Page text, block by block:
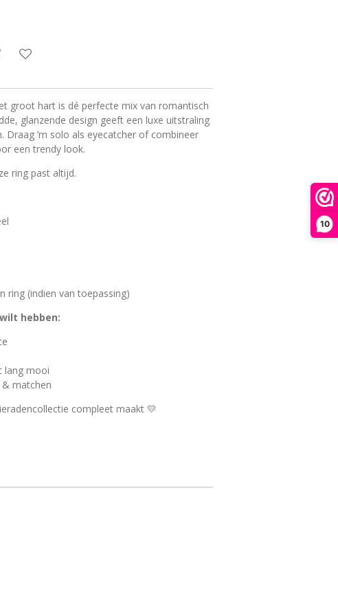
10
groot hart is dé perfecte mix van romantisch
glanzende design geeft een luxe uitstraling
Draag ’m solo als eyecatcher of combineer
een trendy look.
ring past altijd.
ring (indien van toepassing)
hebben:
lang mooi
matchen
compleet maakt 💛